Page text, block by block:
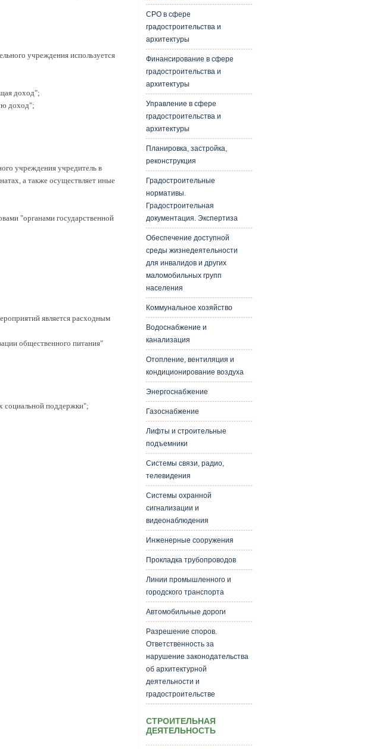
учреждения используется
доход";
доход";
учреждения учредитель в
а также осуществляет иные
"органами государственной
является расходным
общественного питания"
социальной поддержки";
СРО в сфере
градостроительства и
архитектуры
Финансирование в сфере
градостроительства и
архитектуры
Управление в сфере
градостроительства и
архитектуры
Планировка, застройка,
реконструкция
Градостроительные
нормативы.
Градостроительная
документация. Экспертиза
Обеспечение доступной
среды жизнедеятельности
для инвалидов и других
маломобильных групп
населения
Коммунальное хозяйство
Водоснабжение и
канализация
Отопление, вентиляция и
кондиционирование воздуха
Энергоснабжение
Газоснабжение
Лифты и строительные
подъемники
Системы связи, радио,
телевидения
Системы охранной
сигнализации и
видеонаблюдения
Инженерные сооружения
Прокладка трубопроводов
Линии промышленного и
городского транспорта
Автомобильные дороги
Разрешение споров.
Ответственность за
нарушение законодательства
об архитектурной
деятельности и
градостроительстве
СТРОИТЕЛЬНАЯ
ДЕЯТЕЛЬНОСТЬ